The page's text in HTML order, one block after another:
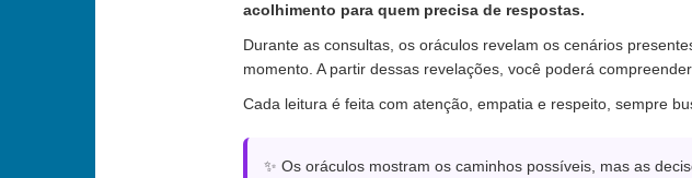
acolhimento para quem precisa de respostas.
Durante as consultas, os oráculos revelam os cenários
momento. A partir dessas revelações, você poderá
Cada leitura é feita com atenção, empatia e respeito, sempre
✨ Os oráculos mostram os caminhos possíveis, mas as